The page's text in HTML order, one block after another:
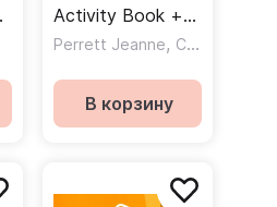
Activity Book +
CD / Рабочая
Perrett Jeanne, Covill Charlotte
В корзину